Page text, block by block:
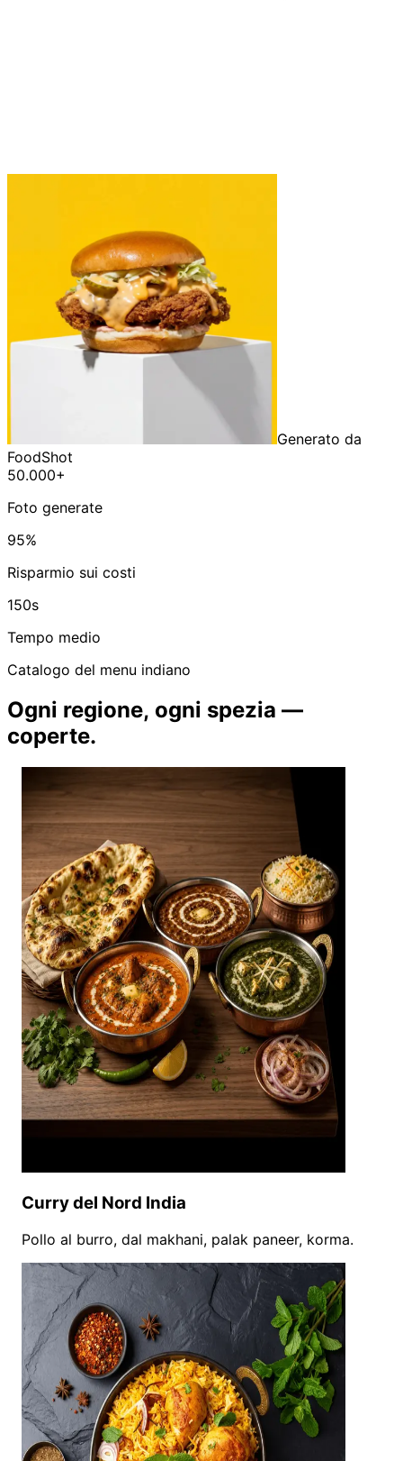
Generato da
FoodShot
50.000+
Foto generate
95%
Risparmio sui costi
150s
Tempo medio
Catalogo del menu indiano
Ogni regione, ogni spezia —
coperte.
Curry del Nord India
Pollo al burro, dal makhani, palak paneer, korma.